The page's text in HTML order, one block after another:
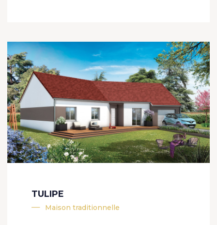
TULIPE
Maison traditionnelle